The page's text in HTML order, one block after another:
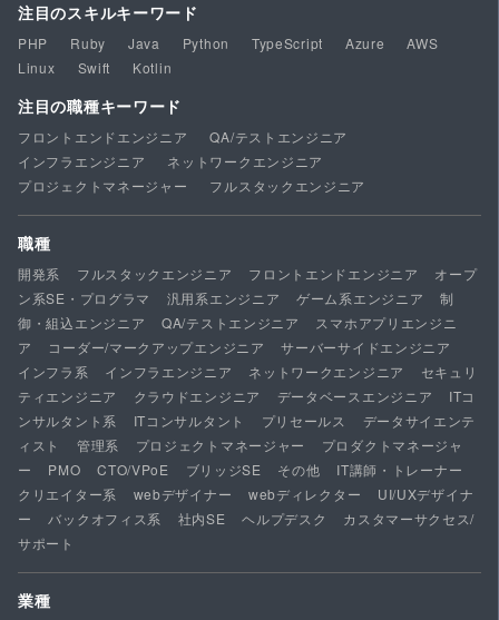
注目のスキルキーワード
PHP Ruby Java Python TypeScript Azure
AWS
Linux
Swift Kotlin
注目の職種キーワード
フロントエンドエンジニア
QA/テストエンジニア
インフラエンジニア
ネットワークエンジニア
プロジェクトマネージャー
フルスタックエンジニア
職種
開発系 フルスタックエンジニア フロントエンドエンジニア
オープ
ン系SE・プログラマ
汎用系エンジニア ゲーム系エンジニア
制
御・組込エンジニア
QA/テストエンジニア
スマホアプリエンジニ
ア
コーダー/マークアップエンジニア
サーバーサイドエンジニア
インフラ系
インフラエンジニア ネットワークエンジニア
セキュリ
ティエンジニア
クラウドエンジニア データベースエンジニア
ITコ
ンサルタント系
ITコンサルタント プリセールス
データサイエンテ
ィスト
管理系 プロジェクトマネージャー
プロダクトマネージャ
ー
PMO CTO/VPoE ブリッジSE その他
IT講師・トレーナー
クリエイター系
webデザイナー webディレクター
UI/UXデザイナ
ー
バックオフィス系 社内SE ヘルプデスク
カスタマーサクセス/
サポート
業種